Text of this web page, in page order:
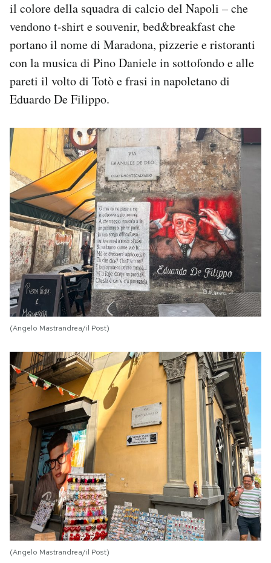
il colore della squadra di calcio del Napoli – che
vendono t-shirt e souvenir, bed&breakfast che
portano il nome di Maradona, pizzerie e ristoranti
con la musica di Pino Daniele in sottofondo e alle
pareti il volto di Totò e frasi in napoletano di
Eduardo De Filippo.
(Angelo Mastrandrea/il Post)
(Angelo Mastrandrea/il Post)